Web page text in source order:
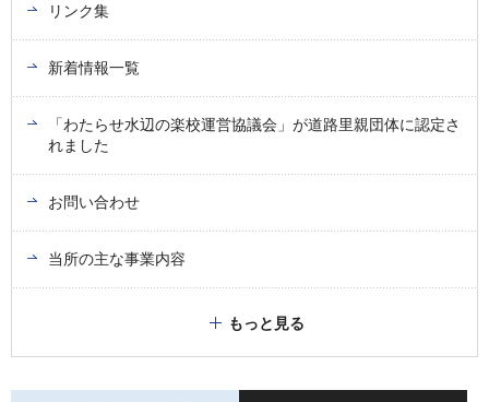
リンク集
新着情報一覧
「わたらせ水辺の楽校運営協議会」が道路里親団体に認定さ
れました
お問い合わせ
当所の主な事業内容
もっと見る